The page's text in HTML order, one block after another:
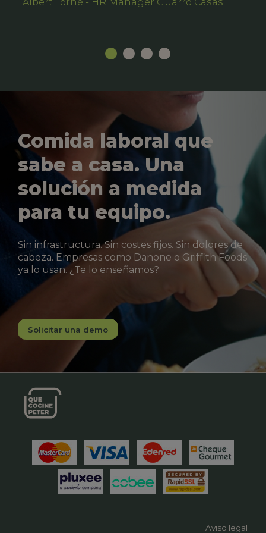
Comida laboral que
sabe a casa. Una
solución a medida
para tu equipo.
Sin infrastructura. Sin costes fijos. Sin dolores de
cabeza. Empresas como Danone o Griffith Foods
ya lo usan. ¿Te lo enseñamos?
Solicitar una demo
Aviso legal